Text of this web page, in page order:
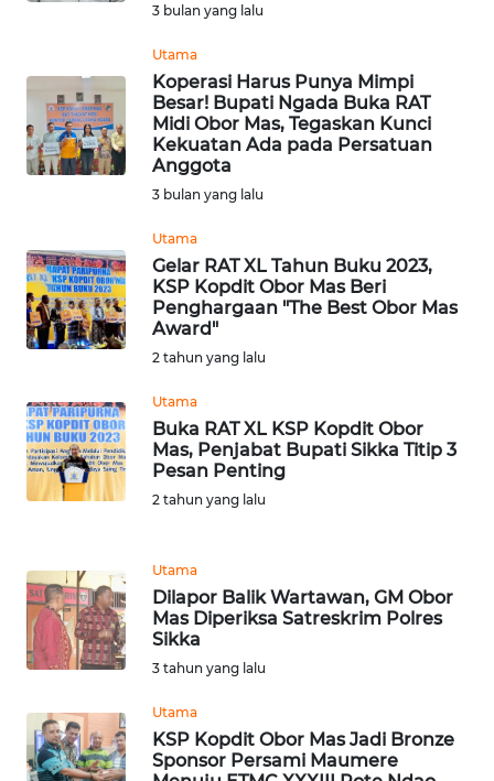
3 bulan yang lalu
Utama
Koperasi Harus Punya Mimpi
Besar! Bupati Ngada Buka RAT
Midi Obor Mas, Tegaskan Kunci
Kekuatan Ada pada Persatuan
Anggota
3 bulan yang lalu
Utama
Gelar RAT XL Tahun Buku 2023,
KSP Kopdit Obor Mas Beri
Penghargaan "The Best Obor Mas
Award"
2 tahun yang lalu
Utama
Buka RAT XL KSP Kopdit Obor
Mas, Penjabat Bupati Sikka Titip 3
Pesan Penting
2 tahun yang lalu
Utama
Dilapor Balik Wartawan, GM Obor
Mas Diperiksa Satreskrim Polres
Sikka
3 tahun yang lalu
Utama
KSP Kopdit Obor Mas Jadi Bronze
Sponsor Persami Maumere
Informasi
INDEKS
BERITA
INFO
IKLAN
PEDOMAN
MEDIA
SIBER
KARIR
DISCLAIMER
Wahana
News
Regional